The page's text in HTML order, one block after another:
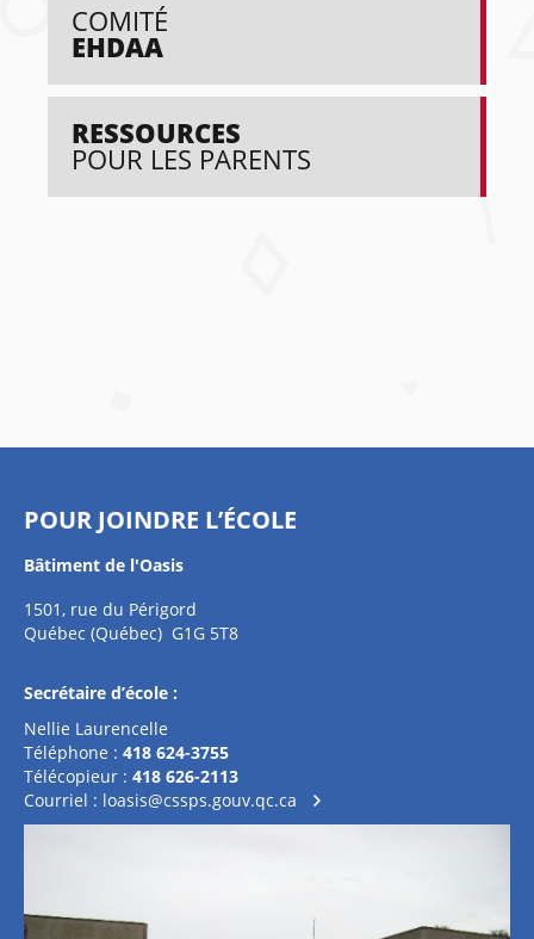
COMITÉ
EHDAA
RESSOURCES
POUR LES PARENTS
POUR JOINDRE L’ÉCOLE
Bâtiment de l'Oasis
1501, rue du Périgord
Québec (Québec) G1G 5T8
Secrétaire d’école :
Nellie Laurencelle
Téléphone : 418 624-3755
Télécopieur : 418 626-2113
Courriel : loasis@cssps.gouv.qc.ca